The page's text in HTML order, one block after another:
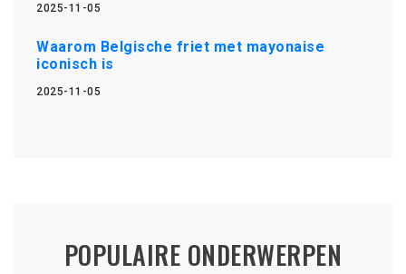
2025-11-05
Waarom Belgische friet met mayonaise
iconisch is
2025-11-05
POPULAIRE ONDERWERPEN